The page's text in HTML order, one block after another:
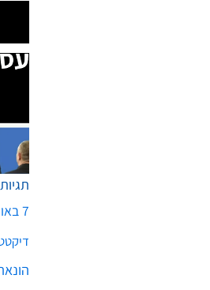
תגיות
7 באוקטובר